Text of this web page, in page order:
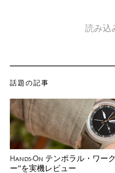
読み込
話題の記事
Hands-On テンポラル・ワー
ー”を実機レビュー